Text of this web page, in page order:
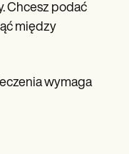
Chcesz podać
między
wymaga